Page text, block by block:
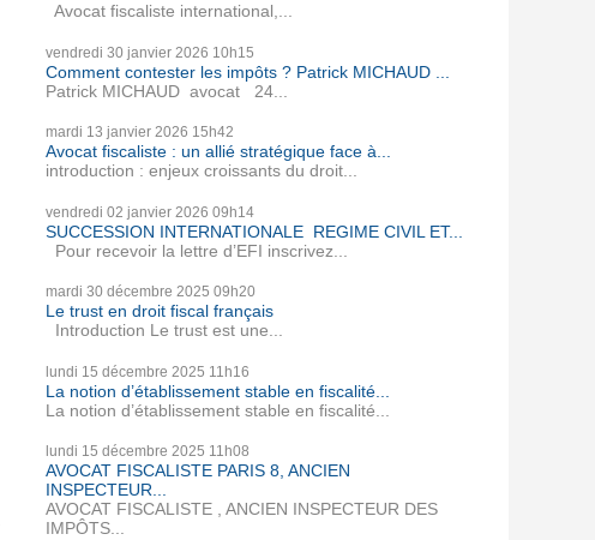
Avocat fiscaliste international,...
vendredi 30 janvier 2026 10h15
Comment contester les impôts ? Patrick MICHAUD ...
Patrick MICHAUD avocat 24...
mardi 13 janvier 2026 15h42
Avocat fiscaliste : un allié stratégique face à...
introduction : enjeux croissants du droit...
vendredi 02 janvier 2026 09h14
SUCCESSION INTERNATIONALE REGIME CIVIL ET...
Pour recevoir la lettre d’EFI inscrivez...
mardi 30 décembre 2025 09h20
Le trust en droit fiscal français
Introduction Le trust est une...
lundi 15 décembre 2025 11h16
La notion d’établissement stable en fiscalité...
La notion d’établissement stable en fiscalité...
lundi 15 décembre 2025 11h08
AVOCAT FISCALISTE PARIS 8, ANCIEN
INSPECTEUR...
AVOCAT FISCALISTE , ANCIEN INSPECTEUR DES
IMPÔTS...